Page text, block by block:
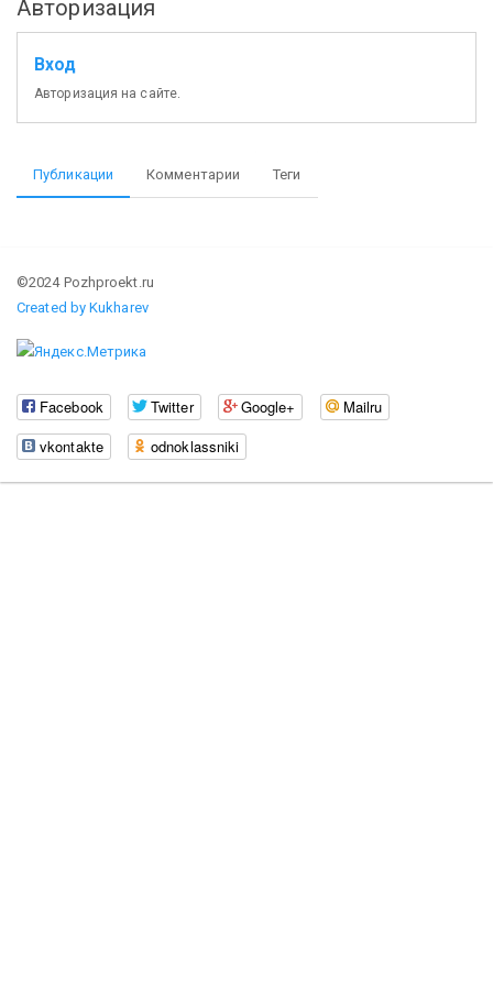
Авторизация
Вход
Авторизация на сайте.
Публикации Комментарии Теги
©2024 Pozhproekt.ru
Created by Kukharev
Facebook Twitter Google+
Mailru
vkontakte
odnoklassniki